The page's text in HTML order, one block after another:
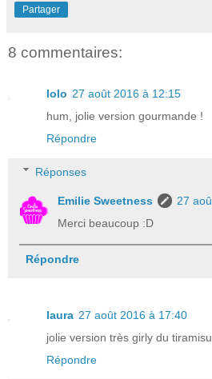
Partager
8 commentaires:
lolo 27 août 2016 à 12:15
hum, jolie version gourmande !
Répondre
Réponses
Emilie Sweetness
27
Merci beaucoup :D
Répondre
laura 27 août 2016 à 17:40
jolie version très girly du tiramisu
Répondre